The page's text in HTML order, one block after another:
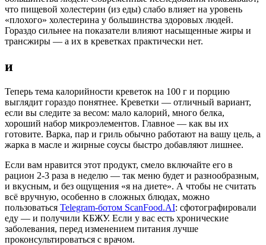
что пищевой холестерин (из еды) слабо влияет на уровень
«плохого» холестерина у большинства здоровых людей.
Гораздо сильнее на показатели влияют насыщенные жиры и
трансжиры — а их в креветках практически нет.
и
Теперь тема калорийности креветок на 100 г и порцию
выглядит гораздо понятнее. Креветки — отличный вариант,
если вы следите за весом: мало калорий, много белка,
хороший набор микроэлементов. Главное — как вы их
готовите. Варка, пар и гриль обычно работают на вашу цель, а
жарка в масле и жирные соусы быстро добавляют лишнее.
Если вам нравится этот продукт, смело включайте его в
рацион 2-3 раза в неделю — так меню будет и разнообразным,
и вкусным, и без ощущения «я на диете». А чтобы не считать
всё вручную, особенно в сложных блюдах, можно
пользоваться Telegram-ботом ScanFood.AI: сфотографировали
еду — и получили КБЖУ. Если у вас есть хронические
заболевания, перед изменением питания лучше
проконсультироваться с врачом.